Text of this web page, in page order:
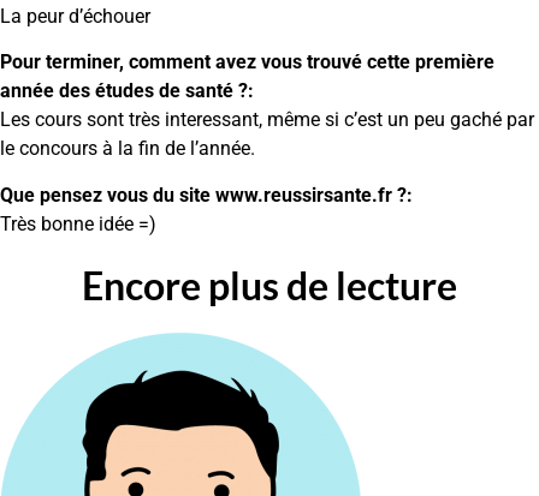
La peur d’échouer
Pour terminer, comment avez vous trouvé cette première
année des études de santé ?:
Les cours sont très interessant, même si c’est un peu gaché par
le concours à la fin de l’année.
Que pensez vous du site www.reussirsante.fr ?:
Très bonne idée =)
Encore plus de lecture